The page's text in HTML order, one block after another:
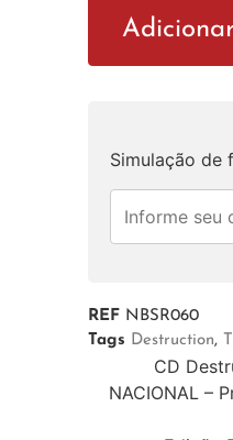
Simulação de
REF NBSR060
Tags Destruction,
CD
NACIONAL –